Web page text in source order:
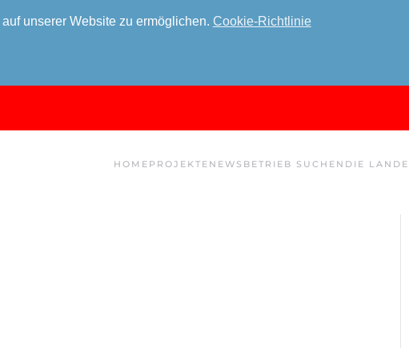
unserer Website zu ermöglichen. Cookie-Richtlinie
HOME PROJEKTE NEWS BETRIEB SUCHEN DIE